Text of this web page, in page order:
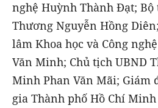
nghệ Huỳnh Thành Đạt; Bộ
Thương Nguyễn Hồng
lâm Khoa học và Công
Văn Minh; Chủ tịch UBND
Minh Phan Văn Mãi; Giám
gia Thành phố Hồ Chí